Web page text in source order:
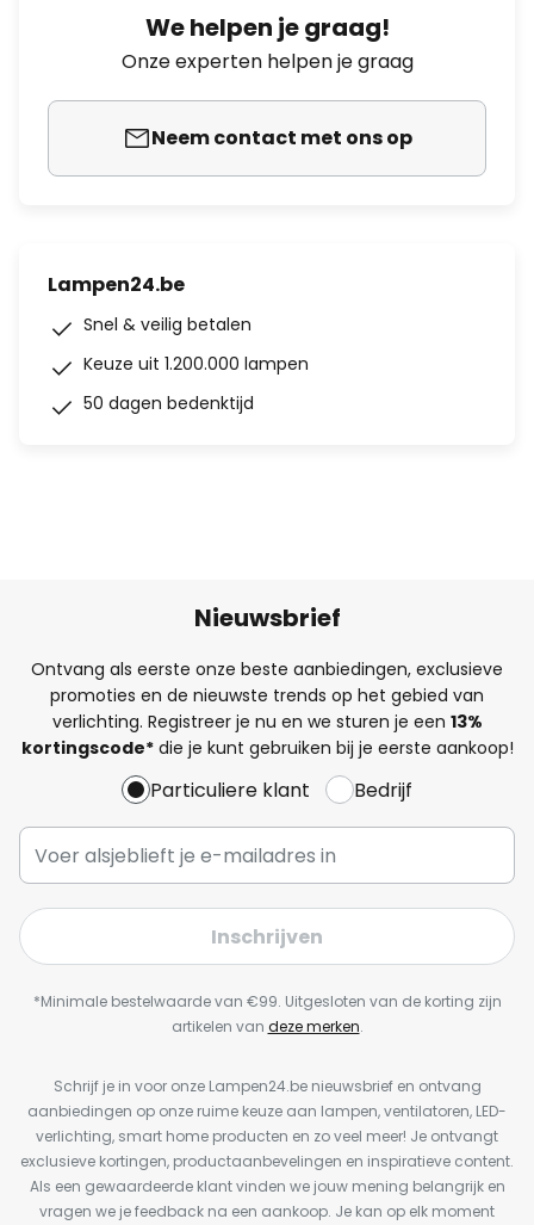
We helpen je graag!
Onze experten helpen je graag
Neem contact met ons op
Lampen24.be
Snel & veilig betalen
Keuze uit 1.200.000 lampen
50 dagen bedenktijd
Nieuwsbrief
Ontvang als eerste onze beste aanbiedingen, exclusieve
promoties en de nieuwste trends op het gebied van
verlichting. Registreer je nu en we sturen je een 13%
kortingscode*die je kunt gebruiken bij je eerste aankoop!
Particuliere klant Bedrijf
Inschrijven
*Minimale bestelwaarde van €99. Uitgesloten van de korting zijn
artikelen van deze merken.
Schrijf je in voor onze Lampen24.be nieuwsbrief en ontvang
aanbiedingen op onze ruime keuze aan lampen, ventilatoren, LED-
verlichting, smart home producten en zo veel meer! Je ontvangt
exclusieve kortingen, productaanbevelingen en inspiratieve content.
Als een gewaardeerde klant vinden we jouw mening belangrijk en
vragen we je feedback na een aankoop. Je kan op elk moment